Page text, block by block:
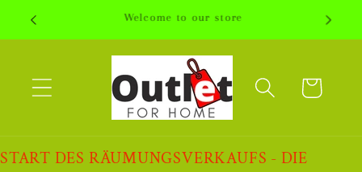
zum
Inhalt
Welcome to our store
Warenkorb
START DES RÄUMUNGSVERKAUFS - DIE